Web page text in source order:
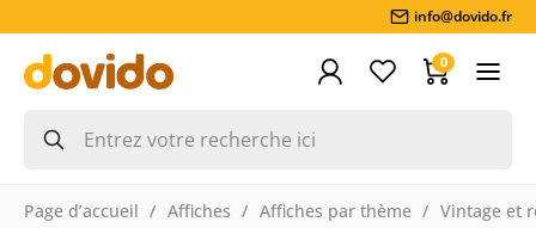
info@dovido.fr
0
Page d’accueil Affiches Affiches par thème Vintage et